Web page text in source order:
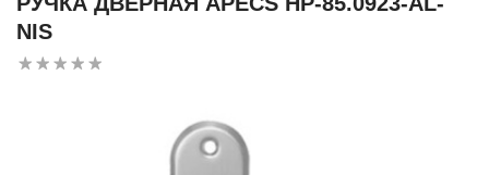
NIS